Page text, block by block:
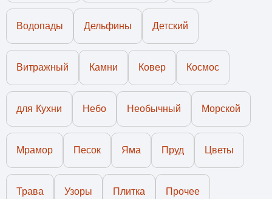
Водопады Дельфины Детский
Витражный Камни Ковер Космос
для Кухни Небо Необычный Морской
Мрамор Песок Яма Пруд Цветы
Трава Узоры Плитка Прочее